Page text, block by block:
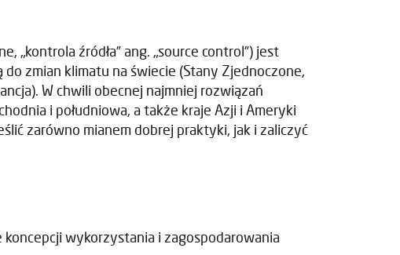
źródła” ang. „source control”) jest
zmian klimatu na świecie (Stany Zjednoczone,
W chwili obecnej najmniej rozwiązań
i południowa, a także kraje Azji i Ameryki
zarówno mianem dobrej praktyki, jak i zaliczyć
koncepcji wykorzystania i zagospodarowania